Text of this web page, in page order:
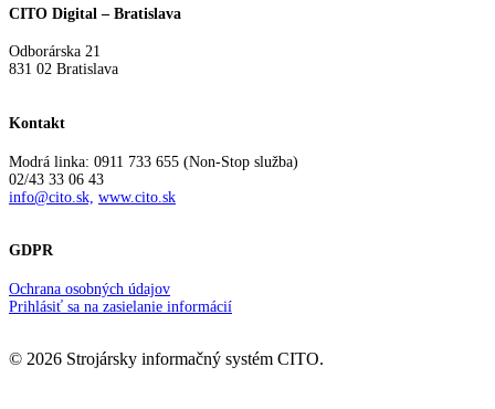
CITO Digital – Bratislava
Odborárska 21
831 02 Bratislava
Kontakt
Modrá linka: 0911 733 655 (Non-Stop služba)
02/43 33 06 43
info@cito.sk, www.cito.sk
GDPR
Ochrana osobných údajov
Prihlásiť sa na zasielanie informácií
© 2026 Strojársky informačný systém CITO.